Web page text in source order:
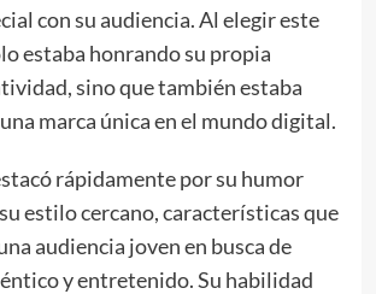
con su audiencia. Al elegir este
estaba honrando su propia
sino que también estaba
marca única en el mundo digital.
rápidamente por su humor
estilo cercano, características que
audiencia joven en busca de
y entretenido. Su habilidad